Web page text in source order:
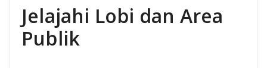
Jelajahi Lobi dan Area
Publik